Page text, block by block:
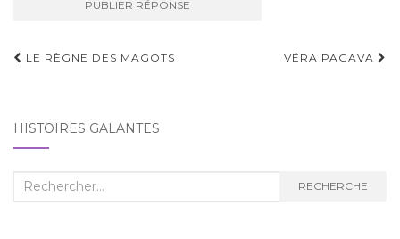
Navigation
LE RÈGNE DES MAGOTS VÉRA PAGAVA
HISTOIRES GALANTES
Recherche
RECHERCHE